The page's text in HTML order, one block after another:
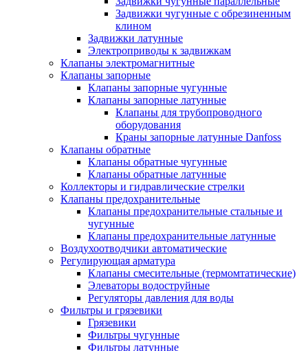
Задвижки чугунные с обрезиненным
клином
Задвижки латунные
Электроприводы к задвижкам
Клапаны электромагнитные
Клапаны запорные
Клапаны запорные чугунные
Клапаны запорные латунные
Клапаны для трубопроводного
оборудования
Краны запорные латунные Danfoss
Клапаны обратные
Клапаны обратные чугунные
Клапаны обратные латунные
Коллекторы и гидравлические стрелки
Клапаны предохранительные
Клапаны предохранительные стальные и
чугунные
Клапаны предохранительные латунные
Воздухоотводчики автоматические
Регулирующая арматура
Клапаны смесительные (термомтатические)
Элеваторы водоструйные
Регуляторы давления для воды
Фильтры и грязевики
Грязевики
Фильтры чугунные
Фильтры латунные